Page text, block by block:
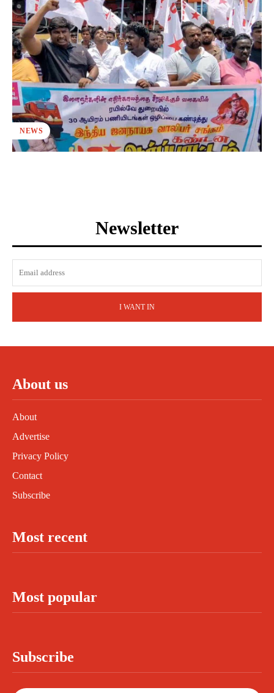
NEWS
Newsletter
I WANT IN
About us
About
Advertise
Privacy Policy
Contact
Subscribe
Most recent
Most popular
Subscribe